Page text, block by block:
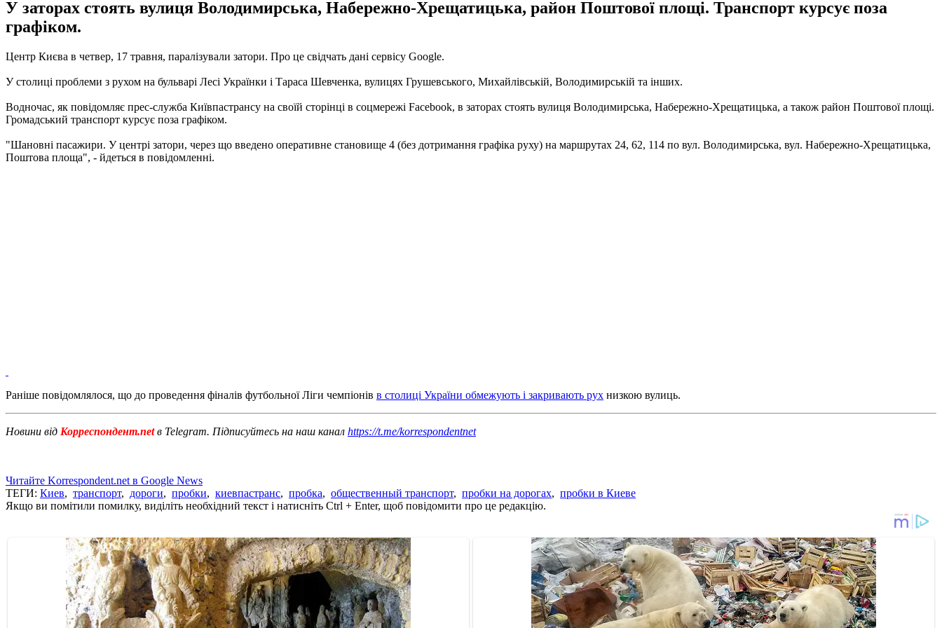
У заторах стоять вулиця Володимирська, Набережно-Хрещатицька, район Поштової площі. Транспорт курсує поза
графіком.
Центр Києва в четвер, 17 травня, паралізували затори. Про це свідчать дані сервісу Google.
У столиці проблеми з рухом на бульварі Лесі Українки і Тараса Шевченка, вулицях Грушевського, Михайлівській, Володимирській та інших.
Водночас, як повідомляє прес-служба Київпастрансу на своїй сторінці в соцмережі Facebook, в заторах стоять вулиця Володимирська, Набережно-Хрещатицька, а також район Поштової площі.
Громадський транспорт курсує поза графіком.
"Шановні пасажири. У центрі затори, через що введено оперативне становище 4 (без дотримання графіка руху) на маршрутах 24, 62, 114 по вул. Володимирська, вул. Набережно-Хрещатицька,
Поштова площа", - йдеться в повідомленні.
Раніше повідомлялося, що до проведення фіналів футбольної Ліги чемпіонів в столиці України обмежують і закривають рух низкою вулиць.
Новини від Корреспондент.netв Telegram. Підписуйтесь на наш канал https://t.me/korrespondentnet
Читайте Korrespondent.net в Google News
ТЕГИ: Киев, транспорт, дороги, пробки, киевпастранс, пробка, общественный транспорт, пробки на дорогах, пробки в Киеве
Якщо ви помітили помилку, виділіть необхідний текст і натисніть Ctrl + Enter, щоб повідомити про це редакцію.